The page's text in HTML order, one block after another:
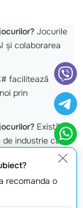
Jocurile
și colaborarea
facilitează
prin
Există
de industrie care
jocurilor?
și utilizării
recomanda o